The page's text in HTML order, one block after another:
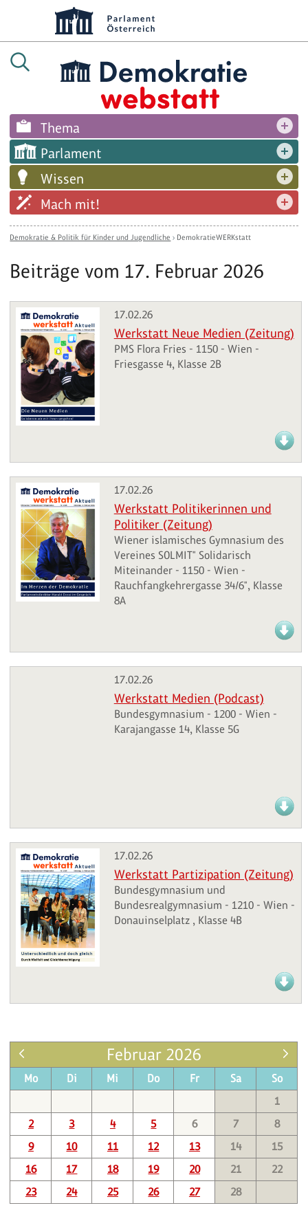
Thema
Parlament
Wissen
Mach mit!
Demokratie & Politik für Kinder und Jugendliche › DemokratieWERKstatt
Beiträge vom 17. Februar 2026
17.02.26
Werkstatt Neue Medien (Zeitung)
PMS Flora Fries - 1150 - Wien -
Friesgasse 4, Klasse 2B
17.02.26
Werkstatt Politikerinnen und
Politiker (Zeitung)
Wiener islamisches Gymnasium des
Vereines SOLMIT" Solidarisch
Miteinander - 1150 - Wien -
Rauchfangkehrergasse 34/6", Klasse
8A
17.02.26
Werkstatt Medien (Podcast)
Bundesgymnasium - 1200 - Wien -
Karajangasse 14, Klasse 5G
17.02.26
Werkstatt Partizipation (Zeitung)
Bundesgymnasium und
Bundesrealgymnasium - 1210 - Wien -
Donauinselplatz , Klasse 4B
Februar 2026
Mo Di Mi Do Fr Sa
So
1
2
3 4 5 6 7
8
9
10 11 12 13 14
15
16
17 18 19 20 21
22
23
24 25 26 27 28